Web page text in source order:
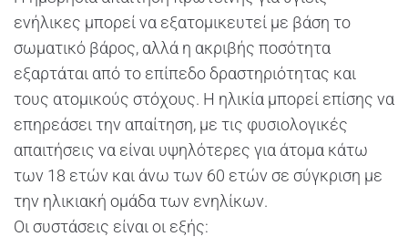
ενήλικες μπορεί να εξατομικευτεί με βάση το
σωματικό βάρος, αλλά η ακριβής ποσότητα
εξαρτάται από το επίπεδο δραστηριότητας και
τους ατομικούς στόχους. Η ηλικία μπορεί επίσης να
επηρεάσει την απαίτηση, με τις φυσιολογικές
απαιτήσεις να είναι υψηλότερες για άτομα κάτω
των 18 ετών και άνω των 60 ετών σε σύγκριση με
την ηλικιακή ομάδα των ενηλίκων.
Οι συστάσεις είναι οι εξής: